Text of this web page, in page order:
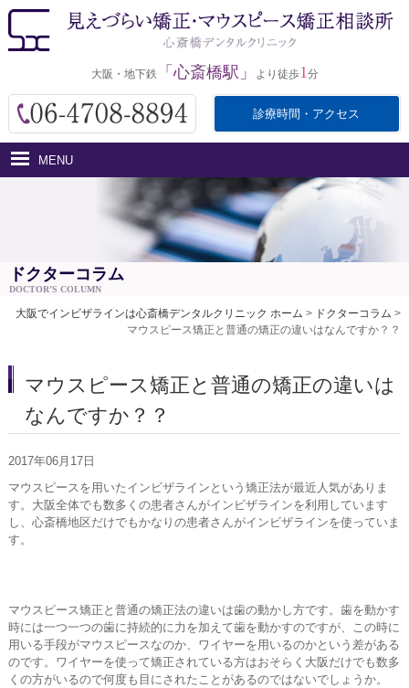
大阪・地下鉄 「心斎橋駅」 より徒歩1 分
診療時間・アクセス
MENU
ホーム
インビザラインとは
アクセス
ドクターコラム
DOCTOR’S COLUMN
大阪でインビザラインは心斎橋デンタルクリニック ホーム > ドクターコラム >
マウスピース矯正と普通の矯正の違いはなんですか？？
マウスピース矯正と普通の矯正の違いは
なんですか？？
2017年06月17日
マウスピースを用いたインビザラインという矯正法が最近人気がありま
す。大阪全体でも数多くの患者さんがインビザラインを利用しています
し、心斎橋地区だけでもかなりの患者さんがインビザラインを使っていま
す。
マウスピース矯正と普通の矯正法の違いは歯の動かし方です。歯を動かす
時には一つ一つの歯に持続的に力を加えて歯を動かすのですが、この時に
用いる手段がマウスピースなのか、ワイヤーを用いるのかという差がある
のです。ワイヤーを使って矯正されている方はおそらく大阪だけでも数多
くの方がいるので何度も目にされたことがあるのではないでしょうか。